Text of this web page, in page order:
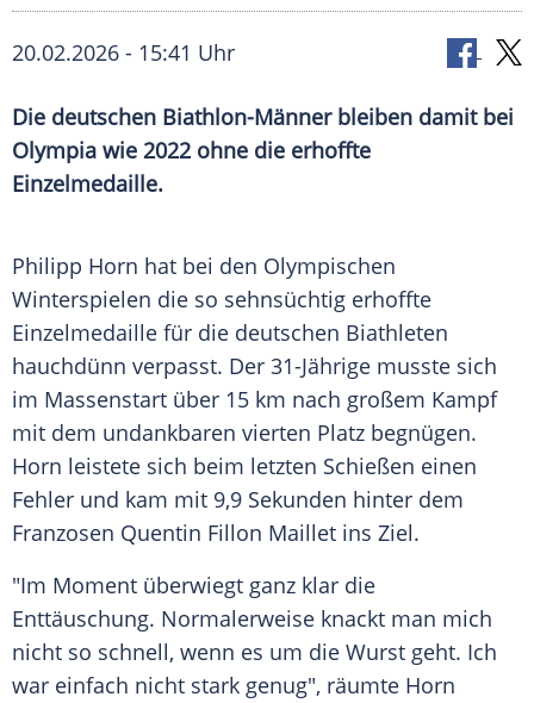
20.02.2026 - 15:41 Uhr
Die deutschen Biathlon-Männer bleiben damit bei
Olympia wie 2022 ohne die erhoffte
Einzelmedaille.
Philipp Horn hat bei den Olympischen
Winterspielen die so sehnsüchtig erhoffte
Einzelmedaille für die deutschen Biathleten
hauchdünn verpasst. Der 31-Jährige musste sich
im Massenstart über 15 km nach großem Kampf
mit dem undankbaren vierten Platz begnügen.
Horn leistete sich beim letzten Schießen einen
Fehler und kam mit 9,9 Sekunden hinter dem
Franzosen Quentin Fillon Maillet ins Ziel.
"Im Moment überwiegt ganz klar die
Enttäuschung. Normalerweise knackt man mich
nicht so schnell, wenn es um die Wurst geht. Ich
war einfach nicht stark genug", räumte Horn